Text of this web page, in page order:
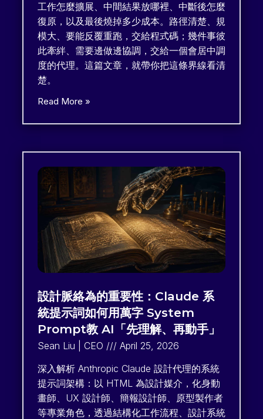
工作怎麼擴展、中間結果放哪裡、中斷後怎麼
復原，以及最後燒掉多少成本。路徑清楚、規
模大、要能反覆重跑，交給程式碼；幾件事彼
此牽絆、需要邊做邊協調，交給一個會居中調
度的代理。這篇文章，就帶你把這條界線看清
楚。
Read More »
設計脈絡為的重要性：Claude 系
統提示詞如何用萬字 System
Prompt教 AI「先理解、再動手」
Sean Liu | CEO
April 25, 2026
深入解析 Anthropic Claude 設計代理的系統
提示詞架構：以 HTML 為設計媒介，化身動
畫師、UX 設計師、簡報設計師、原型製作者
等專業角色，透過結構化工作流程、設計系統